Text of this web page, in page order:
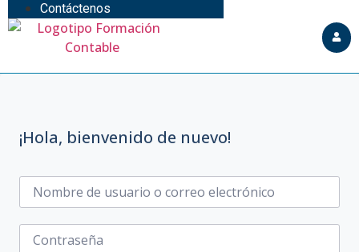
Contáctenos
¡Hola, bienvenido de nuevo!